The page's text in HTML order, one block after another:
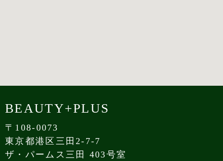
BEAUTY+PLUS
〒108-0073
東京都港区三田2-7-7
ザ・パームス三田 403号室